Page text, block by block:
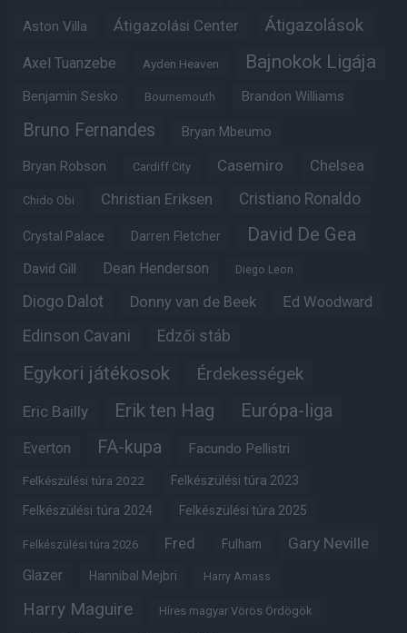
Aston Villa Átigazolási Center Átigazolások
Axel Tuanzebe Ayden Heaven Bajnokok Ligája
Benjamin Sesko Bournemouth Brandon Williams
Bruno Fernandes Bryan Mbeumo
Bryan Robson Cardiff City Casemiro Chelsea
Chido Obi Christian Eriksen Cristiano Ronaldo
Crystal Palace Darren Fletcher David De Gea
David Gill Dean Henderson Diego Leon
Diogo Dalot Donny van de Beek Ed Woodward
Edinson Cavani Edzői stáb
Egykori játékosok Érdekességek
Eric Bailly Erik ten Hag Európa-liga
Everton FA-kupa Facundo Pellistri
Felkészülési túra 2022 Felkészülési túra 2023
Felkészülési túra 2024 Felkészülési túra 2025
Felkészülési túra 2026 Fred Fulham Gary Neville
Glazer Hannibal Mejbri Harry Amass
Harry Maguire Híres magyar Vörös Ördögök